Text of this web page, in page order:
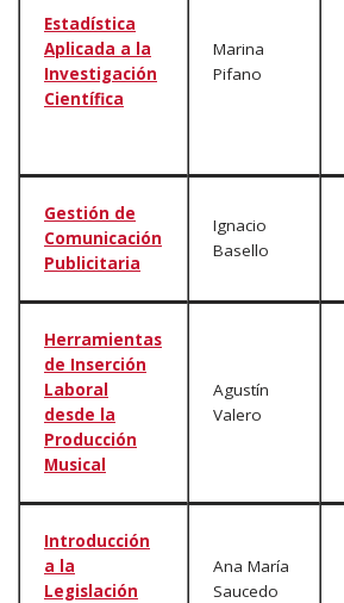
Estadística
Aplicada a la
Investigación
Científica
Marina
Pifano
Gestión de
Comunicación
Publicitaria
Ignacio
Basello
Herramientas
de Inserción
Laboral
desde la
Producción
Musical
Agustín
Valero
Introducción
a la
Legislación
Ana María
Saucedo